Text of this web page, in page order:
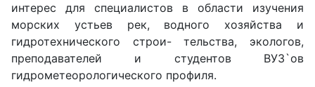
интерес для специалистов в области изучения
морских устьев рек, водного хозяйства и
гидротехнического строи- тельства, экологов,
преподавателей и студентов ВУЗ`ов
гидрометеорологического профиля.